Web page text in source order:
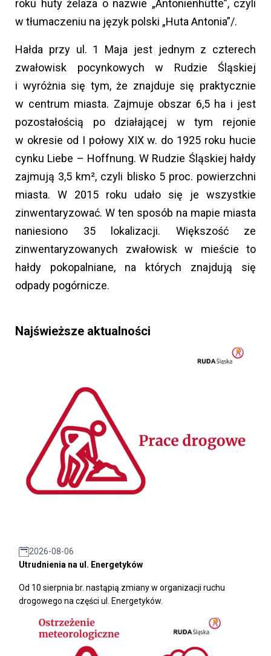
roku huty żelaza o nazwie „Antonienhütte”, czyli
w tłumaczeniu na język polski „Huta Antonia”/.
Hałda przy ul. 1 Maja jest jednym z czterech
zwałowisk pocynkowych w Rudzie Śląskiej
i wyróżnia się tym, że znajduje się praktycznie
w centrum miasta. Zajmuje obszar 6,5 ha i jest
pozostałością po działającej w tym rejonie
w okresie od I połowy XIX w. do 1925 roku hucie
cynku Liebe – Hoffnung. W Rudzie Śląskiej hałdy
zajmują 3,5 km², czyli blisko 5 proc. powierzchni
miasta. W 2015 roku udało się je wszystkie
zinwentaryzować. W ten sposób na mapie miasta
naniesiono 35 lokalizacji. Większość ze
zinwentaryzowanych zwałowisk w mieście to
hałdy pokopalniane, na których znajdują się
odpady pogórnicze.
Najświeższe aktualności
2026-08-06
Utrudnienia na ul. Energetyków
Od 10 sierpnia br. nastąpią zmiany w organizacji ruchu
drogowego na części ul. Energetyków.